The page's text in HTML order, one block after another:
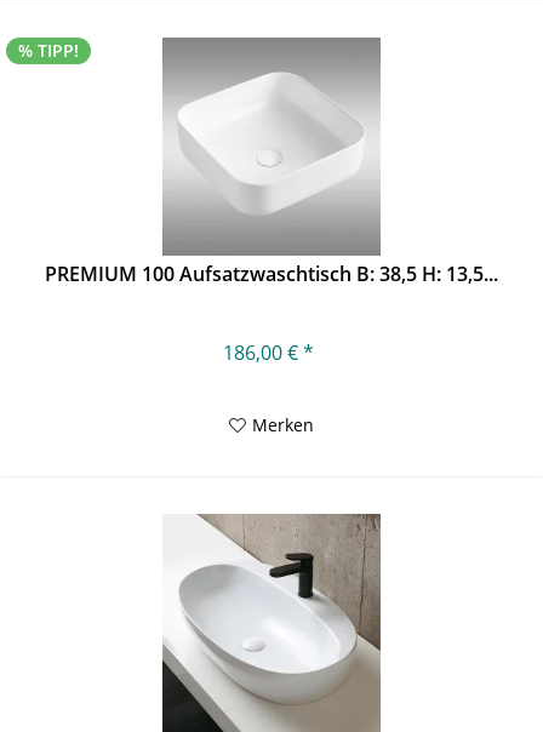
% TIPP!
PREMIUM 100 Aufsatzwaschtisch B: 38,5 H: 13,5...
186,00 € *
Merken